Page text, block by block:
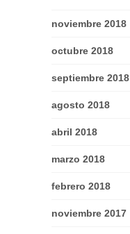
noviembre 2018
octubre 2018
septiembre 2018
agosto 2018
abril 2018
marzo 2018
febrero 2018
noviembre 2017